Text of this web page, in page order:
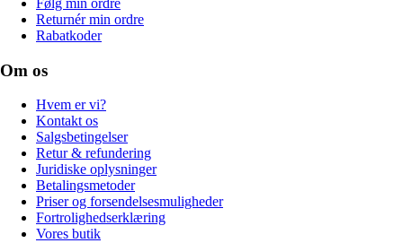
Returnér min ordre
Rabatkoder
Om os
Hvem er vi?
Kontakt os
Salgsbetingelser
Retur & refundering
Juridiske oplysninger
Betalingsmetoder
Priser og forsendelsesmuligheder
Fortrolighedserklæring
Vores butik